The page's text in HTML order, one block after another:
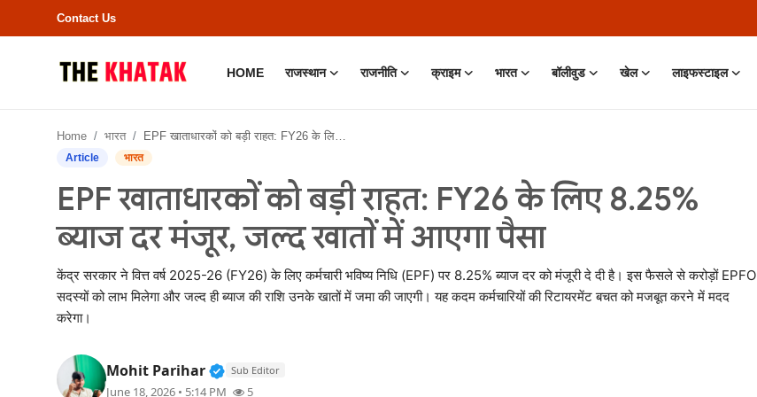
Contact Us
HOME राजस्थान राजनीति क्राइम भारत बॉलीवुड खेल लाइफस्टाइल
Contact Us
राजनीति
बॉलीवुड
Home भारत EPF खाताधारकों को बड़ी राहत: FY26 के लिए 8.25% ब्याज दर मंजूर, जल्द खातों में आएगा पैसा
Article भारत
EPF खाताधारकों को बड़ी राहत: FY26 के लिए 8.25%
ब्याज दर मंजूर, जल्द खातों में आएगा पैसा
केंद्र सरकार ने वित्त वर्ष 2025-26 (FY26) के लिए कर्मचारी भविष्य निधि (EPF) पर 8.25% ब्याज दर को मंजूरी दे दी है। इस फैसले से करोड़ों EPFO
सदस्यों को लाभ मिलेगा और जल्द ही ब्याज की राशि उनके खातों में जमा की जाएगी। यह कदम कर्मचारियों की रिटायरमेंट बचत को मजबूत करने में मदद
करेगा।
Mohit Parihar Verified Public Figure • 11 Jun, 2026
Sub Editor
June 18, 2026 • 5:14 PM 5